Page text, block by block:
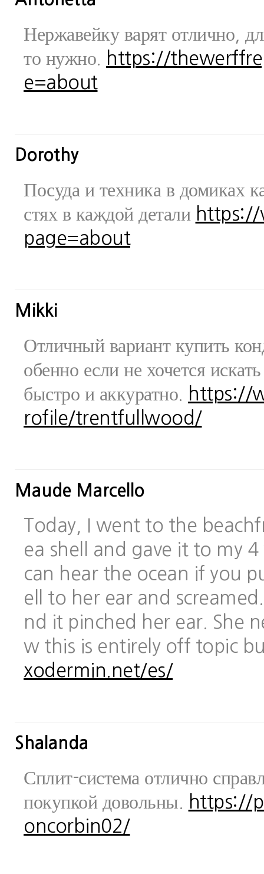
Нержавейку варят отлично,
то нужно.
https://
e=about
Dorothy
Посуда и техника в домиках
стях в каждой детали https://
page=about
Mikki
Отличный вариант купить
обенно если не хочется
быстро и аккуратно.
https://
rofile/trentfullwood/
Maude Marcello
Today, I went to the
ea shell and gave it to my
can hear the ocean if you
ell to her ear and
nd it pinched her ear. She
w this is entirely off topic
xodermin.net/es/
Shalanda
Сплит-система отлично
покупкой довольны.
https://
oncorbin02/